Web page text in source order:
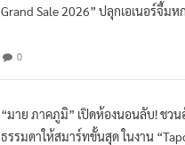
Grand Sale 2026” ปลุกเอเนอร์จี้ม
0
“มาย ภาคภูมิ” เปิดห้องนอนลับ! ชวน
ธรรมดาให้สมาร์ทขั้นสุด ในงาน